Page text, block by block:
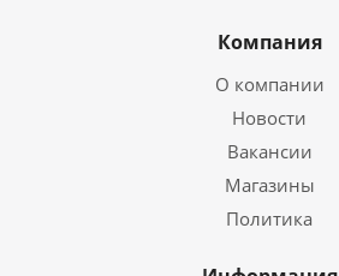
Компания
О компании
Новости
Вакансии
Магазины
Политика